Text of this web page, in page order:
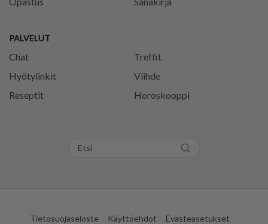
PALVELUT
Chat
Treffit
Hyötylinkit
Viihde
Reseptit
Horoskooppi
Tietosuojaseloste Käyttöehdot
Evästeasetukset